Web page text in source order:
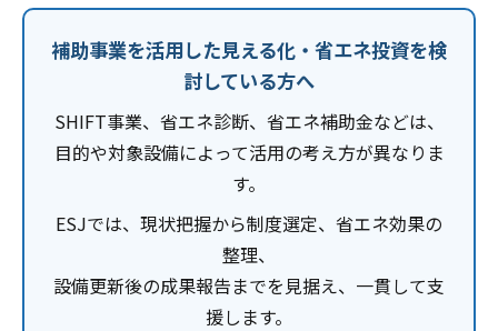
補助事業を活用した見える化・省エネ投資を検
討している方へ
SHIFT事業、省エネ診断、省エネ補助金などは、
目的や対象設備によって活用の考え方が異なりま
す。
ESJでは、現状把握から制度選定、省エネ効果の
整理、
設備更新後の成果報告までを見据え、一貫して支
援します。